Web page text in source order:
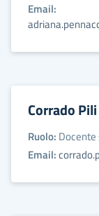
Email:
Corrado Pili
Ruolo:
Email: